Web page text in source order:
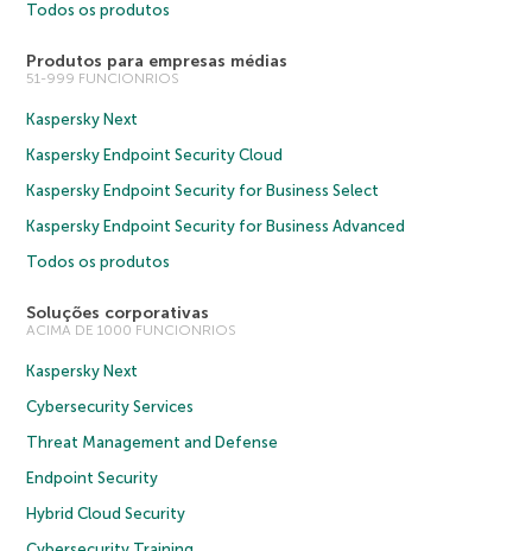
Todos os produtos
Produtos para empresas médias
51-999 FUNCIONRIOS
Kaspersky Next
Kaspersky Endpoint Security Cloud
Kaspersky Endpoint Security for Business Select
Kaspersky Endpoint Security for Business Advanced
Todos os produtos
Soluções corporativas
ACIMA DE 1000 FUNCIONRIOS
Kaspersky Next
Cybersecurity Services
Threat Management and Defense
Endpoint Security
Hybrid Cloud Security